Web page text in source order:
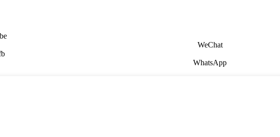
WeChat
WhatsApp